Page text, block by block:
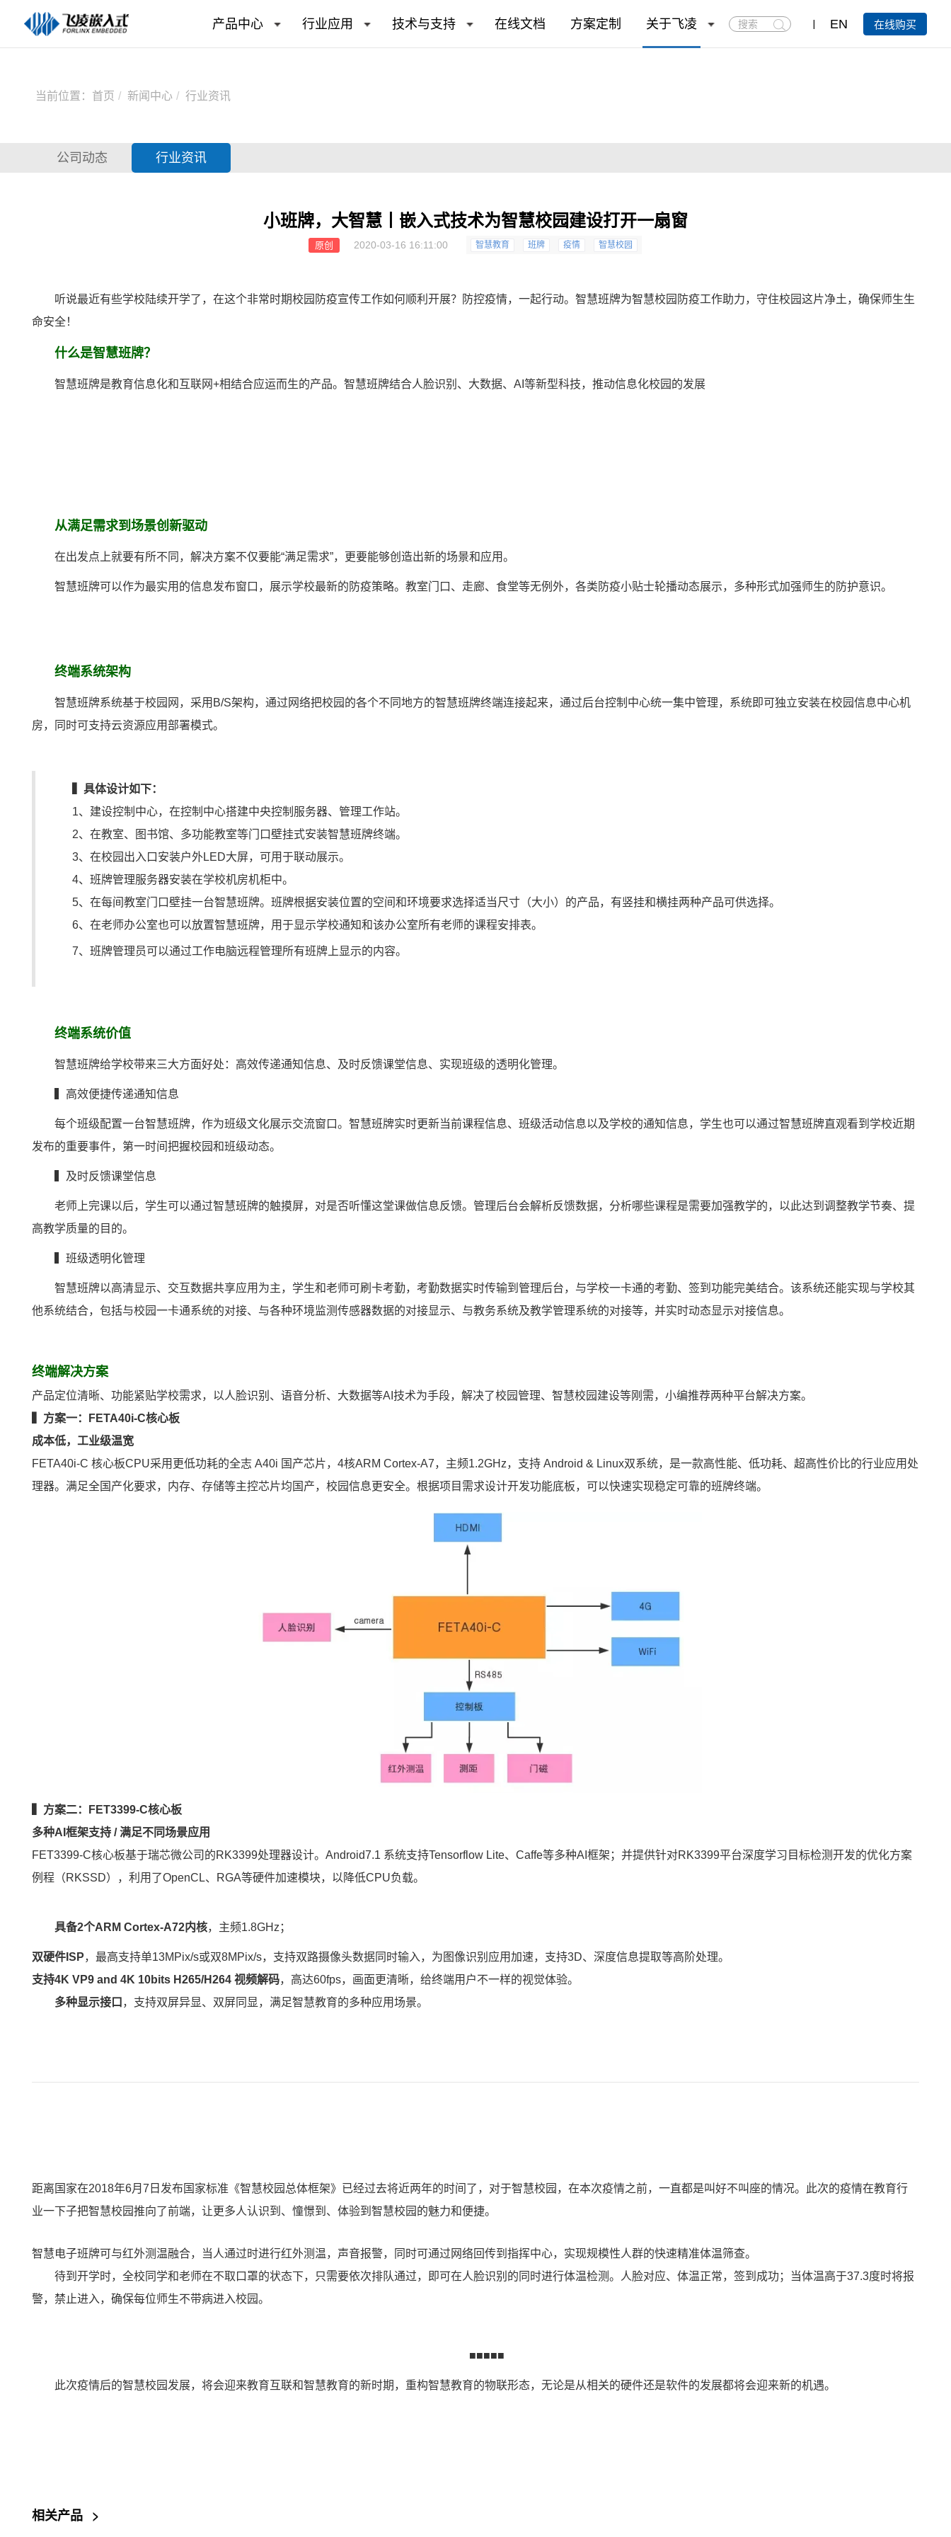
产品中心 行业应用 技术与支持 在线文档 方案定制 关于飞凌
搜
索
EN 在线购买
当前位置： 首页 新闻中心 行业资讯
公司动态 行业资讯
小班牌，大智慧丨嵌入式技术为智慧校园建设打开一扇窗
原创 2020-03-16 16:11:00 智慧教育 班牌 疫情 智慧校园
听说最近有些学校陆续开学了，在这个非常时期校园防疫宣传工作如何顺利开展？防控疫情，一起行动。智慧班牌为智慧校园 防疫工作助力，守住校园这片净土，确保师生生
命安全！
什么是智慧班牌？
智慧班牌是教育信息化和互联网+相结合应运而生的产品。智慧班牌结合人脸识别 、大数据、AI等新型科技，推动信息化校园的发展
从满足需求到场景创新驱动
在出发点上就要有所不同，解决方案不仅要能“满足需求”，更要能够创造出新的场景和应用。
智慧班牌可以作为最实用的信息发布窗口，展示学校最新的防疫策略。教室门口、走廊、食堂等无例外，各类防疫小贴士轮播动态展示，多种形式加强师生的防护意识。
终端系统架构
智慧班牌系统基于校园网，采用B/S架构，通过网络把校园的各个不同地方的智慧班牌终端连接起来，通过后台控制中心统一集中管理，系统即可独立安装在校园信息中心机
房，同时可支持云资源应用部署模式。
▍具体设计如下：
1、建设控制中心，在控制中心搭建中央控制服务器、管理工作站。
2、在教室、图书馆、多功能教室等门口壁挂式安装智慧班牌终端。
3、在校园出入口安装户外LED大屏，可用于联动展示。
4、班牌管理服务器安装在学校机房机柜中。
5、在每间教室门口壁挂一台智慧班牌。班牌根据安装位置的空间和环境要求选择适当尺寸（大小）的产品，有竖挂和横挂两种产品可供选择。
6、在老师办公室也可以放置智慧班牌，用于显示学校通知和该办公室所有老师的课程安排表。
7、班牌管理员可以通过工作电脑远程管理所有班牌上显示的内容。
终端系统价值
智慧班牌给学校带来三大方面好处：高效传递通知信息、及时反馈课堂信息、实现班级的透明化管理。
▍高效便捷传递通知信息
每个班级配置一台智慧班牌，作为班级文化展示交流窗口。智慧班牌实时更新当前课程信息、班级活动信息以及学校的通知信息，学生也可以通过智慧班牌直观看到学校近期
发布的重要事件，第一时间把握校园和班级动态。
▍及时反馈课堂信息
老师上完课以后，学生可以通过智慧班牌的触摸屏，对是否听懂这堂课做信息反馈。管理后台会解析反馈数据，分析哪些课程是需要加强教学的，以此达到调整教学节奏、提
高教学质量的目的。
▍班级透明化管理
智慧班牌以高清显示、交互数据共享应用为主，学生和老师可刷卡考勤，考勤数据实时传输到管理后台，与学校一卡通的考勤、签到功能完美结合。该系统还能实现与学校其
他系统结合，包括与校园一卡通系统的对接、与各种环境监测传感器数据的对接显示、与教务系统及教学管理系统的对接等，并实时动态显示对接信息。
终端解决方案
产品定位清晰、功能紧贴学校需求，以人脸识别、语音分析、大数据等AI技术为手段，解决了校园管理、智慧校园建设等刚需，小编推荐两种平台解决方案。
▍方案一：
FETA40i-C核心板
成本低，工业级温宽
FETA40i-C 核心板CPU采用更低功耗的全志 A40i 国产芯片，4核ARM Cortex-A7，主频1.2GHz，支持 Android & Linux双系统，是一款高性能、低功耗、超高性价比的行业应用处
理器。满足全国产化要求，内存、存储等主控芯片均国产，校园信息更安全。根据项目需求设计开发功能底板，可以快速实现稳定可靠的班牌终端。
▍方案二：FET3399-C核心板
多种AI框架支持 / 满足不同场景应用
FET3399-C核心板基于瑞芯微公司的RK3399处理器设计。Android7.1 系统支持Tensorflow Lite、Caffe等多种AI框架；并提供针对RK3399平台深度学习目标检测开发的优化方案
例程（RKSSD），利用了OpenCL、RGA等硬件加速模块，以降低CPU负载。
具备2个ARM Cortex-A72内核，主频1.8GHz；
双硬件ISP，最高支持单13MPix/s或双8MPix/s，支持双路摄像头数据同时输入，为 图像识别 应用加速，支持3D、深度信息提取等高阶处理。
支持4K VP9 and 4K 10bits H265/H264 视频解码，高达60fps，画面更清晰，给终端用户不一样的视觉体验。
多种显示接口 ，支持双屏异显、双屏同显，满足智慧教育的多种应用场景。
距离国家在2018年6月7日发布国家标准《智慧校园总体框架》已经过去将近两年的时间了，对于智慧校园，在本次疫情之前，一直都是叫好不叫座的情况。此次的疫情在教育行
业一下子把智慧校园推向了前端，让更多人认识到、憧憬到、体验到智慧校园的魅力和便捷。
智慧电子班牌可与红外测温融合，当人通过时进行红外测温，声音报警，同时可通过网络回传到指挥中心，实现规模性人群的快速精准体温筛查。
待到开学时，全校同学和老师在不取口罩的状态下，只需要依次排队通过，即可在人脸识别的同时进行体温检测。人脸对应、体温正常，签到成功；当体温高于37.3度时将报
警，禁止进入，确保每位师生不带病进入校园。
■■■■■
此次疫情后的智慧校园发展，将会迎来教育互联和智慧教育的新时期，重构智慧教育的物联形态，无论是从相关的硬件还是软件的发展都将会迎来新的机遇。
相关产品 >